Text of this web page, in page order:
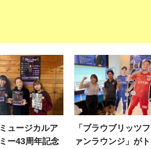
ュージカルア
ー43周年記念
「ブラウブリッツフ
ァンラウンジ」がト